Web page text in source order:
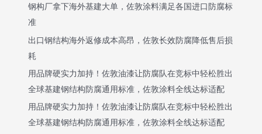
钢构厂拿下海外基建大单，佐敦涂料满足各国进口防腐标
准
出口钢结构海外返修成本高昂，佐敦长效防腐降低售后损
耗
用品牌硬实力加持！佐敦油漆让防腐队在竞标中轻松胜出
全球基建钢结构防腐通用标准，佐敦涂料全线达标适配
用品牌硬实力加持！佐敦油漆让防腐队在竞标中轻松胜出
全球基建钢结构防腐通用标准，佐敦涂料全线达标适配